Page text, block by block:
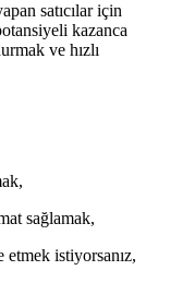
satıcılar için
kazanca
ve hızlı
sağlamak,
etmek istiyorsanız,